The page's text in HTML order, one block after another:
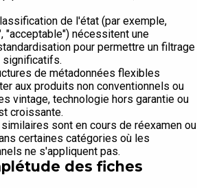
de l'état (par exemple,
"acceptable") nécessitent une
pour permettre un filtrage
significatifs.
de métadonnées flexibles
aux produits non conventionnels ou
vintage, technologie hors garantie ou
croissante.
sont en cours de réexamen ou
certaines catégories où les
ne s'appliquent pas.
des fiches